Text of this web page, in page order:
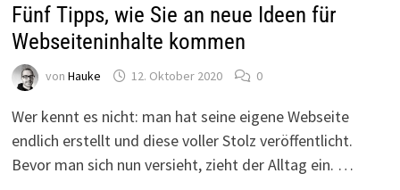
Fünf Tipps, wie Sie an neue Ideen für
Webseiteninhalte kommen
von Hauke 12. Oktober 2020 0
Wer kennt es nicht: man hat seine eigene Webseite
endlich erstellt und diese voller Stolz veröffentlicht.
Bevor man sich nun versieht, zieht der Alltag ein. …